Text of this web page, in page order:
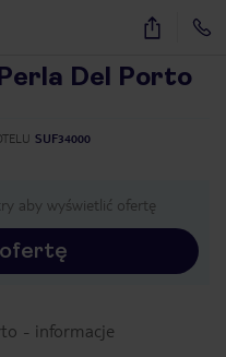
43
Del Porto
SUF34000
aby wyświetlić ofertę
- informacje